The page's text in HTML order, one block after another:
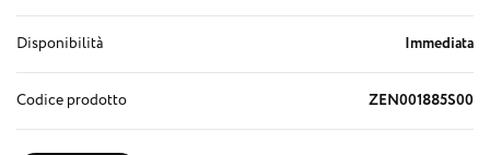
Disponibilità Immediata
Codice prodotto ZEN001885S00